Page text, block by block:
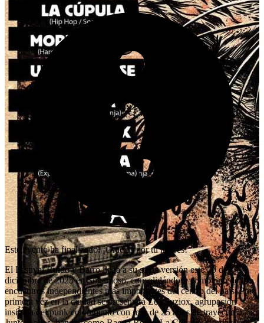
Este evento ha finalizado. ¡Gracias por tu interés!
El Festival Ruido y Barro llega a su sexta versión este 20 de
diciembre de 2025 en Sogamoso, consolidándose como uno de los
encuentros independientes más importantes del centro del país. Por
primera vez en la ciudad se presentará Los Suziox, agrupación
insignia del punk colombiano con más de 25 años de trayectoria.